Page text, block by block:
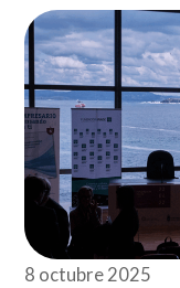
8 octubre 2025